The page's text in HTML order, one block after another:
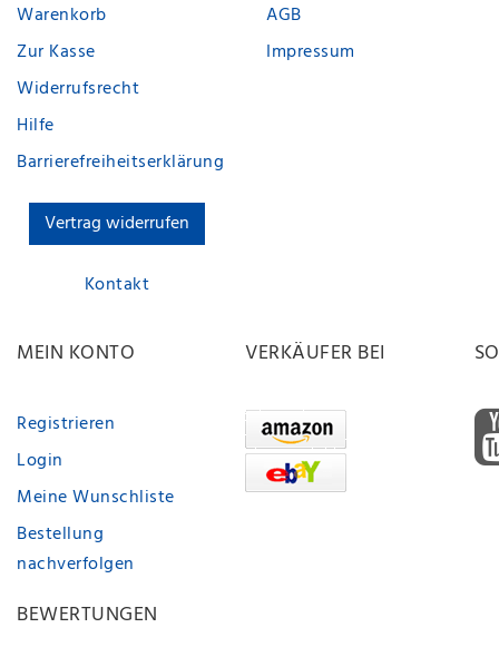
Warenkorb
Zur Kasse
Widerrufsrecht
Hilfe
Barrierefreiheitserklärung
Vertrag widerrufen
Kontakt
AGB
Impressum
MEIN KONTO
Registrieren
Login
Meine Wunschliste
Bestellung
nachverfolgen
VERKÄUFER BEI
BEWERTUNGEN